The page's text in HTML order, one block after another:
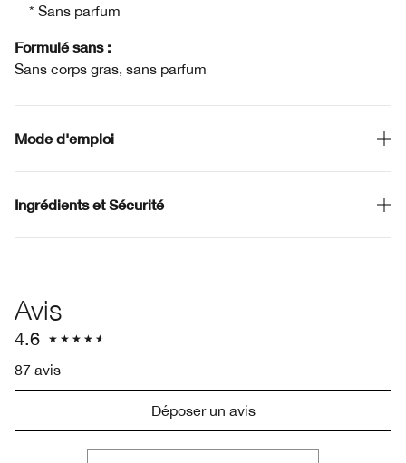
* Sans parfum
Formulé sans :
Sans corps gras, sans parfum
Mode d'emploi
Ingrédients et Sécurité
Avis
4.6
87 avis
Déposer un avis